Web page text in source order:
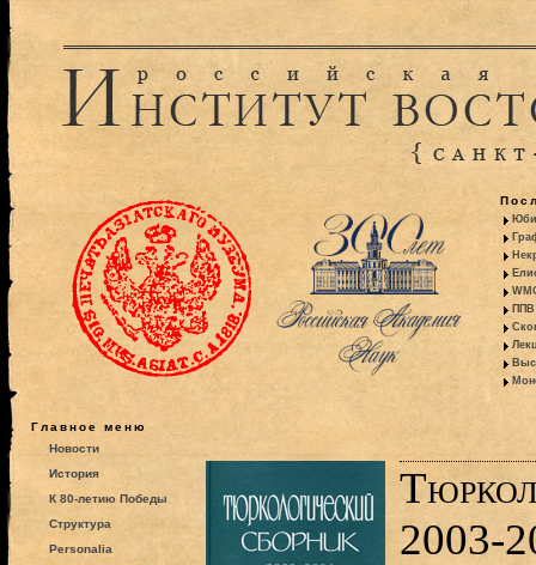
ППВ
Главное меню
Новости
История
К 80-летию Победы
Структура
Personalia
2003-